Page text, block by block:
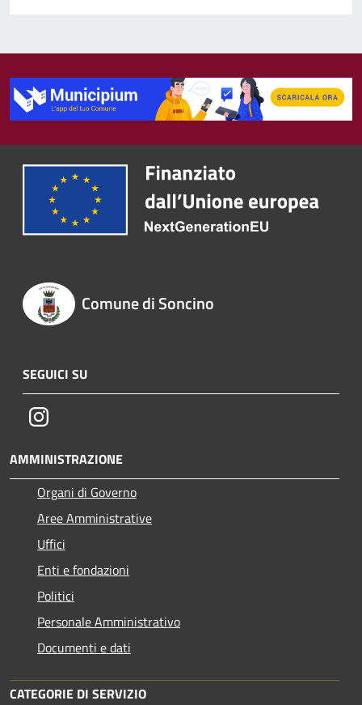
Comune di Soncino
SEGUICI SU
Instagram
AMMINISTRAZIONE
Organi di Governo
Aree Amministrative
Uffici
Enti e fondazioni
Politici
Personale Amministrativo
Documenti e dati
CATEGORIE DI SERVIZIO